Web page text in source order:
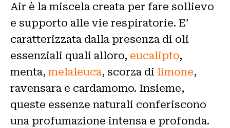
Air è la miscela creata per fare sollievo
e supporto alle vie respiratorie. E’
caratterizzata dalla presenza di oli
essenziali quali alloro, eucalipto,
menta, melaleuca, scorza di limone,
ravensara e cardamomo. Insieme,
queste essenze naturali conferiscono
una profumazione intensa e profonda.